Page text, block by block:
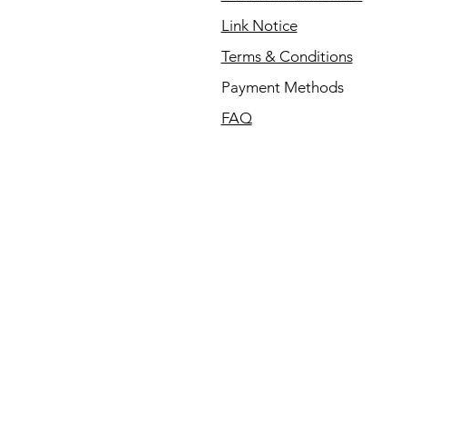
Link Notice
Terms & Conditions
Payment Methods
FAQ